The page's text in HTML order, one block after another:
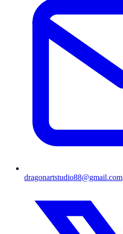
dragonartstudio88@gmail.com